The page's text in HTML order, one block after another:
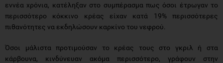
εννέα χρόνια, κατέληξαν στο συμπέρασμα πως όσοι έτρωγαν το
περισσότερο κόκκινο κρέας είχαν κατά 19% περισσότερες
πιθανότητες να εκδηλώσουν καρκίνο του νεφρού.
Όσοι μάλιστα προτιμούσαν το κρέας τους στο γκριλ ή στα
κάρβουνα, κινδύνευαν ακόμα περισσότερο, γράφουν στην